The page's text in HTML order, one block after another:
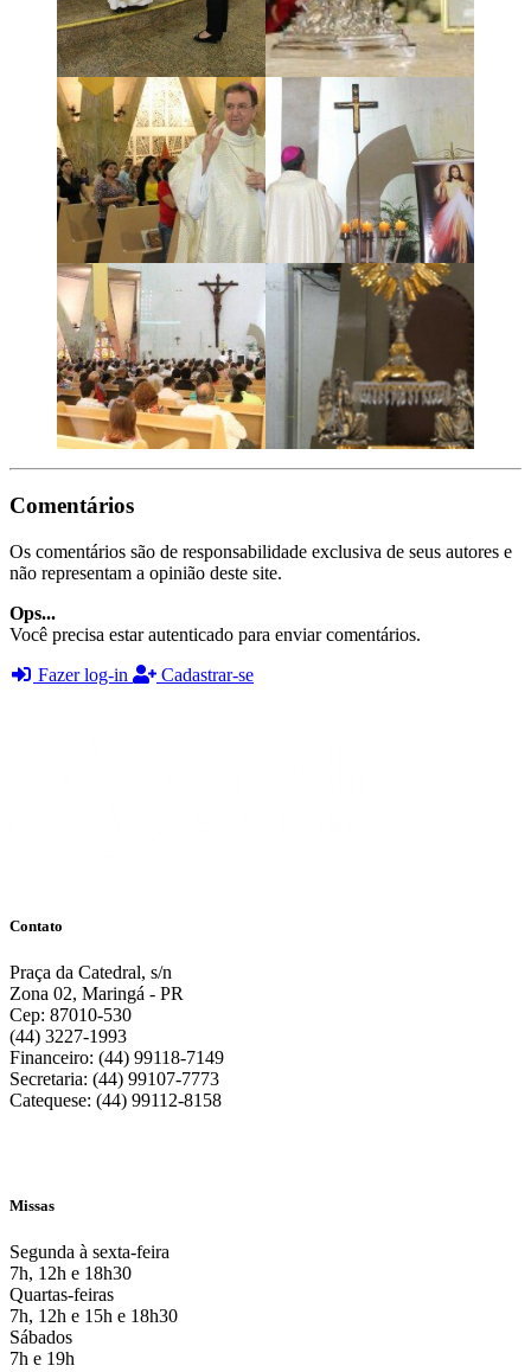
Comentários
Os comentários são de responsabilidade exclusiva de seus autores e
não representam a opinião deste site.
Ops...
Você precisa estar autenticado para enviar comentários.
Fazer log-in
Cadastrar-se
Contato
Praça da Catedral, s/n
Zona 02, Maringá - PR
Cep: 87010-530
(44) 3227-1993
Financeiro: (44) 99118-7149
Secretaria: (44) 99107-7773
Catequese: (44) 99112-8158
Missas
Segunda à sexta-feira
7h, 12h e 18h30
Quartas-feiras
7h, 12h e 15h e 18h30
Sábados
7h e 19h